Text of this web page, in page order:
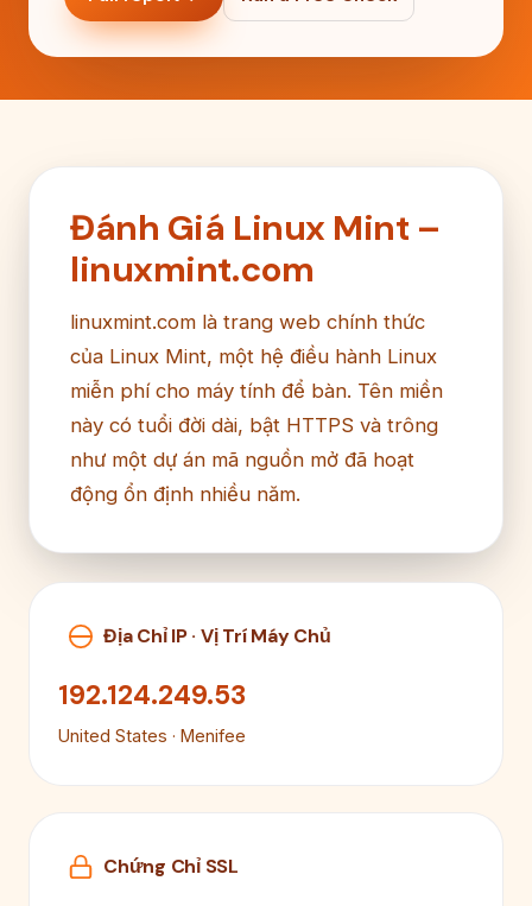
Đánh Giá Linux Mint –
linuxmint.com
linuxmint.com là trang web chính thức
của Linux Mint, một hệ điều hành Linux
miễn phí cho máy tính để bàn. Tên miền
này có tuổi đời dài, bật HTTPS và trông
như một dự án mã nguồn mở đã hoạt
động ổn định nhiều năm.
Địa Chỉ IP · Vị Trí Máy Chủ
192.124.249.53
United States · Menifee
Chứng Chỉ SSL